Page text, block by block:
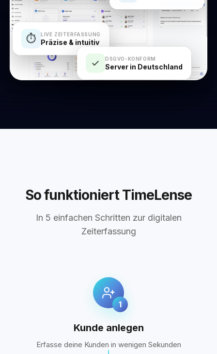
⏱ Präzise & intuitiv
✓ DSGVO-KONFORM
Server in Deutschland
So funktioniert TimeLense
In 5 einfachen Schritten zur digitalen
Zeiterfassung
1
Kunde anlegen
Erfasse deine Kunden in wenigen Sekunden